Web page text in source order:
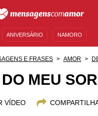
ANIVERSÁRIO NAMORO
E FRASES AMOR
MEU
VÍDEO